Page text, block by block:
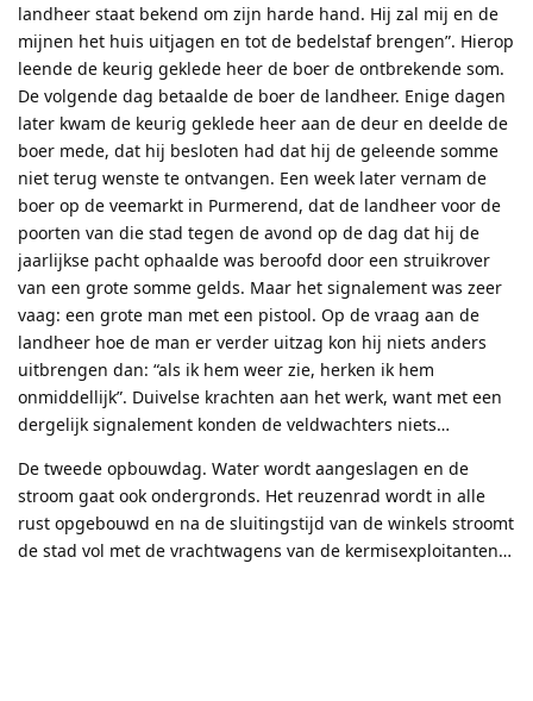
landheer staat bekend om zijn harde hand. Hij zal mij en de
mijnen het huis uitjagen en tot de bedelstaf brengen”. Hierop
leende de keurig geklede heer de boer de ontbrekende som.
De volgende dag betaalde de boer de landheer. Enige dagen
later kwam de keurig geklede heer aan de deur en deelde de
boer mede, dat hij besloten had dat hij de geleende somme
niet terug wenste te ontvangen. Een week later vernam de
boer op de veemarkt in Purmerend, dat de landheer voor de
poorten van die stad tegen de avond op de dag dat hij de
jaarlijkse pacht ophaalde was beroofd door een struikrover
van een grote somme gelds. Maar het signalement was zeer
vaag: een grote man met een pistool. Op de vraag aan de
landheer hoe de man er verder uitzag kon hij niets anders
uitbrengen dan: “als ik hem weer zie, herken ik hem
onmiddellijk”. Duivelse krachten aan het werk, want met een
dergelijk signalement konden de veldwachters niets…
De tweede opbouwdag. Water wordt aangeslagen en de
stroom gaat ook ondergronds. Het reuzenrad wordt in alle
rust opgebouwd en na de sluitingstijd van de winkels stroomt
de stad vol met de vrachtwagens van de kermisexploitanten…